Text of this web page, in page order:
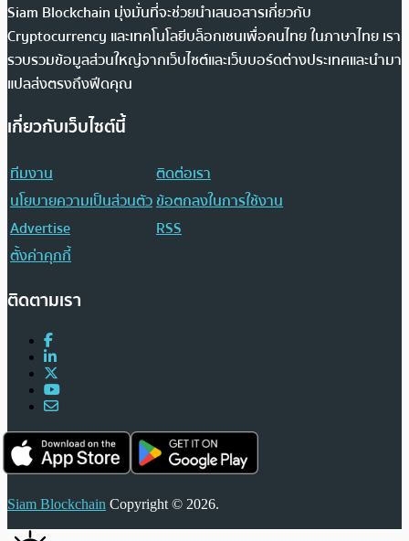
Siam Blockchain มุ่งมั่นที่จะช่วยนำเสนอสารเกี่ยวกับ
Cryptocurrency และเทคโนโลยีบล็อกเชนเพื่อคนไทย ในภาษาไทย เรา
รวบรวมข้อมูลส่วนใหญ่จากเว็บไซต์และเว็บบอร์ดต่างประเทศและนำมา
แปลส่งตรงถึงฟีดคุณ
เกี่ยวกับเว็บไซต์นี้
ทีมงาน
ติดต่อเรา
นโยบายความเป็นส่วนตัวข้อตกลงในการใช้งาน
Advertise
RSS
ตั้งค่าคุกกี้
ติดตามเรา
Siam Blockchain Copyright © 2026.